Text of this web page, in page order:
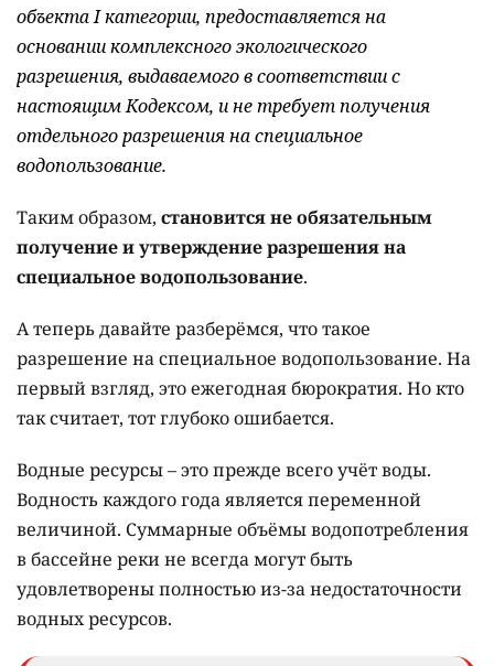
объекта I категории, предоставляется на
основании комплексного экологического
разрешения, выдаваемого в соответствии с
настоящим Кодексом, и не требует получения
отдельного разрешения на специальное
водопользование.
Таким образом, становится не обязательным
получение и утверждение разрешения на
специальное водопользование.
А теперь давайте разберёмся, что такое
разрешение на специальное водопользование. На
первый взгляд, это ежегодная бюрократия. Но кто
так считает, тот глубоко ошибается.
Водные ресурсы – это прежде всего учёт воды.
Водность каждого года является переменной
величиной. Суммарные объёмы водопотребления
в бассейне реки не всегда могут быть
удовлетворены полностью из-за недостаточности
водных ресурсов.